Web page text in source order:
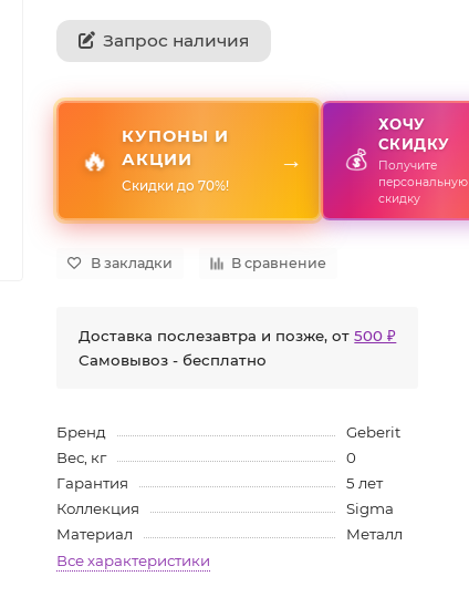
Запрос наличия
🔥
КУПОНЫ И
АКЦИИ
Скидки до 70%!
→ 💰
ХОЧУ
СКИДКУ
Получите
персональную
скидку
В закладки В сравнение
Доставка послезавтра и позже, от500 ₽
Самовывоз - бесплатно
Бренд
Geberit
Вес, кг
0
Гарантия
5 лет
Коллекция
Sigma
Материал
Металл
Все характеристики